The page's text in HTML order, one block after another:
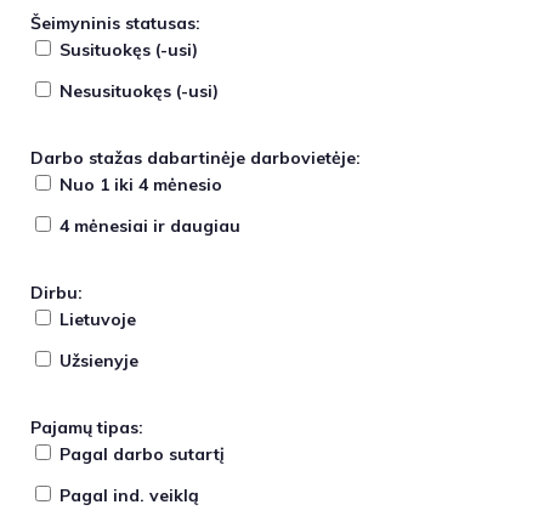
Šeimyninis statusas:
Susituokęs (-usi)
Nesusituokęs (-usi)
Darbo stažas dabartinėje darbovietėje:
Nuo 1 iki 4 mėnesio
4 mėnesiai ir daugiau
Dirbu:
Lietuvoje
Užsienyje
Pajamų tipas:
Pagal darbo sutartį
Pagal ind. veiklą